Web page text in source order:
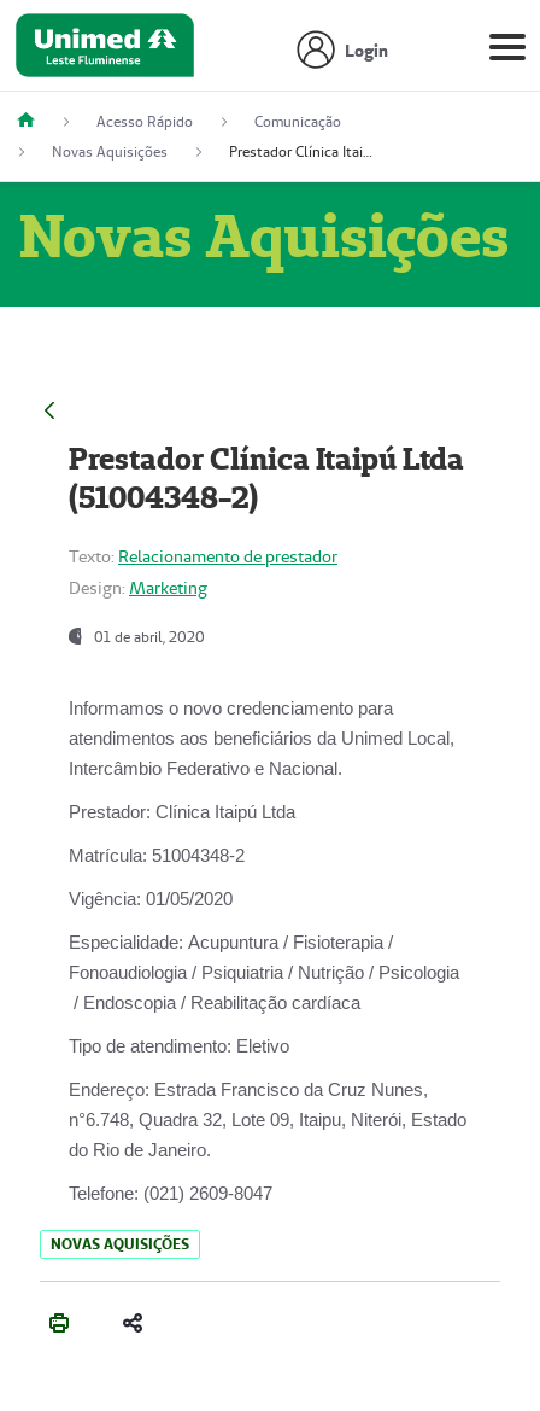
Login
Acesso Rápido
Comunicação
Novas Aquisições
Prestador Clínica Itaipú Ltda (51004348-2)
Novas Aquisições
Prestador Clínica Itaipú Ltda
(51004348-2)
Texto: Relacionamento de prestador
Design: Marketing
01 de abril, 2020
Informamos o novo credenciamento para
atendimentos aos beneficiários da Unimed Local,
Intercâmbio Federativo e Nacional.
Prestador: Clínica Itaipú Ltda
Matrícula: 51004348-2
Vigência: 01/05/2020
Especialidade: Acupuntura / Fisioterapia /
Fonoaudiologia / Psiquiatria / Nutrição / Psicologia
/ Endoscopia / Reabilitação cardíaca
Tipo de atendimento: Eletivo
Endereço: Estrada Francisco da Cruz Nunes,
n°6.748, Quadra 32, Lote 09, Itaipu, Niterói, Estado
do Rio de Janeiro.
Telefone: (021) 2609-8047
NOVAS AQUISIÇÕES